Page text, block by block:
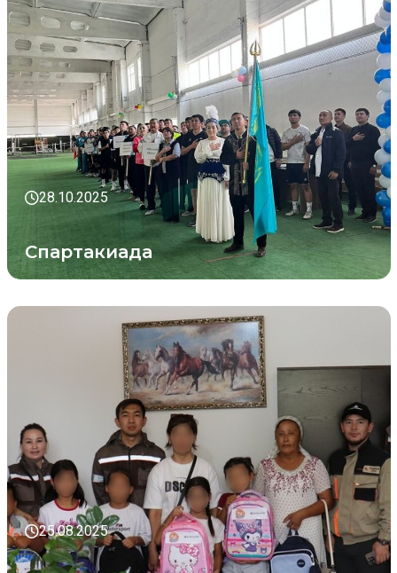
28.10.2025
Спартакиада
25.08.2025